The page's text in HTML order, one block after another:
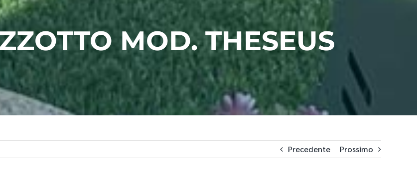
MOD. THESEUS
Precedente Prossimo